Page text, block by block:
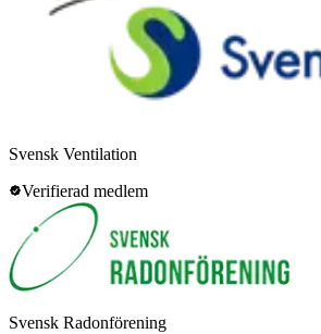
Svensk Ventilation
Verifierad medlem
Svensk Radonförening